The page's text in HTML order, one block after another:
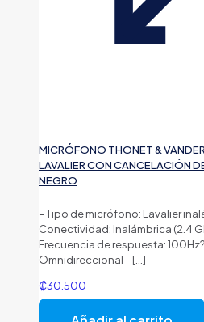
MICRÓFONO THONET &
LAVALIER CON CANCELACIÓN
NEGRO
– Tipo de micrófono: Lavalier
Conectividad: Inalámbrica (2.4
Frecuencia de respuesta:
Omnidireccional –[…]
₡30.500